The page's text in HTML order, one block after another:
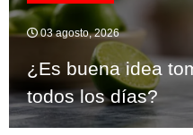
03 agosto, 2026
¿Es buena idea
todos los días?